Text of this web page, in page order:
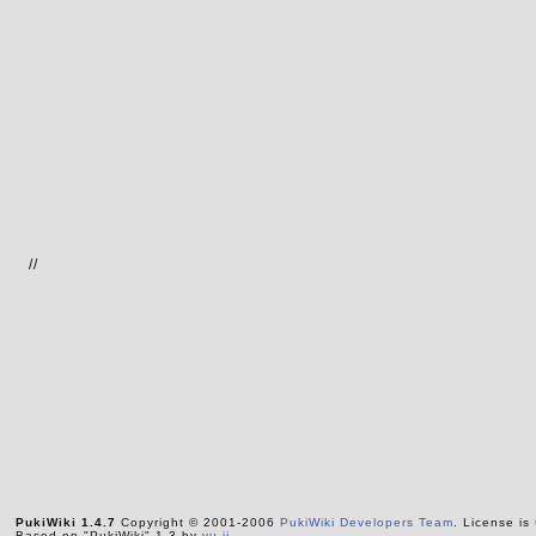
//
PukiWiki 1.4.7 Copyright © 2001-2006 PukiWiki Developers Team. License is